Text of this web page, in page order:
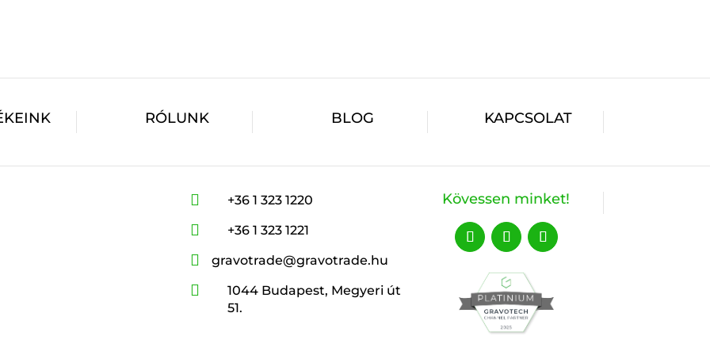
RÓLUNK BLOG KAPCSOLAT
 +36 1 323 1220
 +36 1 323 1221
 gravotrade@gravotrade.hu

1044 Budapest, Megyeri út
51.
Kövessen minket!